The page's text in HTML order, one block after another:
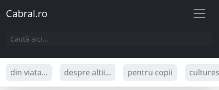
Cabral.ro
din viata... despre altii... pentru copii